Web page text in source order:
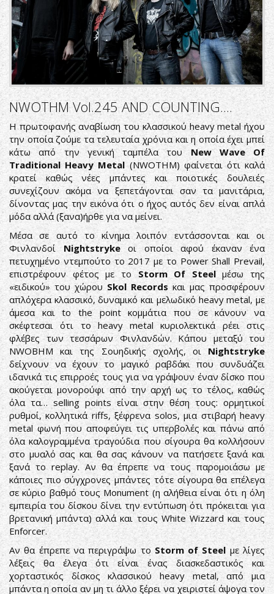
NWOTHM Vol.245 AND COUNTING....
Η πρωτοφανής αναβίωση του κλασσικού heavy metal ήχου
την οποία ζούμε τα τελευταία χρόνια και η οποία έχει μπεί
κάτω από την γενική ταμπέλα του New Wave Of
Traditional Heavy Metal(NWOTHM) φαίνεται ότι καλά
κρατεί καθώς νέες μπάντες και ποιοτικές δουλειές
συνεχίζουν ακόμα να ξεπετάγονται σαν τα μανιτάρια,
δίνοντας μας την εικόνα ότι ο ήχος αυτός δεν είναι απλά
μόδα αλλά (ξανα)ήρθε για να μείνει.
Μέσα σε αυτό το κίνημα λοιπόν εντάσσονται και οι
Φινλανδοί Nightstrykeοι οποίοι αφού έκαναν ένα
πετυχημένο ντεμπούτο το 2017 με το Power Shall Prevail,
επιστρέφουν φέτος με τοStorm Of Steelμέσω της
«ειδικού» του χώρου Skol Records και μας προσφέρουν
απλόχερα κλασσικό, δυναμικό και μελωδικό heavy metal, με
άμεσα και to the point κομμάτια που σε κάνουν να
σκέφτεσαι ότι το heavy metal κυριολεκτικά ρέει στις
φλέβες των τεσσάρων Φινλανδών. Κάπου μεταξύ του
NWOBHM και της Σουηδικής σχολής, οι Nightstryke
δείχνουν να έχουν το μαγικό ραβδάκι που συνδυάζει
ιδανικά τις επιρροές τους για να γράψουν έναν δίσκο που
ακούγεται μονορούφι από την αρχή ως το τέλος, καθώς
όλα τα… selling points είναι στην θέση τους: ορμητικοί
ρυθμοί, κολλητικά riffs, ξέφρενα solos, μια στιβαρή heavy
metal φωνή που αποφεύγει τις υπερβολές και πάνω από
όλα καλογραμμένα τραγούδια που σίγουρα θα κολλήσουν
στο μυαλό σας και θα σας κάνουν να πατήσετε ξανά και
ξανά το replay. Αν θα έπρεπε να τους παρομοιάσω με
κάποιες πιο σύγχρονες μπάντες τότε σίγουρα θα επέλεγα
σε κύριο βαθμό τους Monument (η αλήθεια είναι ότι η όλη
εμπειρία του δίσκου δίνει την εντύπωση ότι πρόκειται για
βρετανική μπάντα) αλλά και τους White Wizzard και τους
Enforcer.
Αν θα έπρεπε να περιγράψω το Storm of Steel με λίγες
λέξεις θα έλεγα ότι είναι ένας διασκεδαστικός και
χορταστικός δίσκος κλασσικού heavy metal, από μια
μπάντα η οποία αν μη τι άλλο ξέρει να χειριστεί άψογα τον